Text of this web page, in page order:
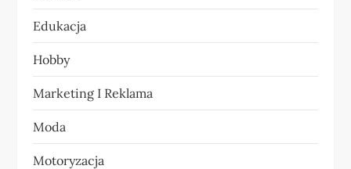
p
i
s
u
Edukacja
Hobby
Marketing I Reklama
Moda
Motoryzacja